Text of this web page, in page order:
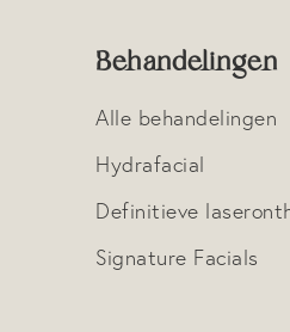
Behandelingen
Alle behandelingen
Hydrafacial
Definitieve
Signature Facials